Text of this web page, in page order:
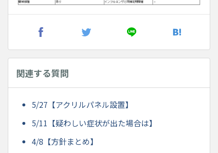
関連する質問
5/27【アクリルパネル設置】
5/11【疑わしい症状が出た場合は】
4/8【方針まとめ】